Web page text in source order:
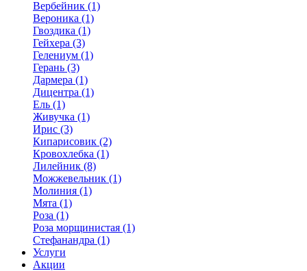
Вербейник (1)
Вероника (1)
Гвоздика (1)
Гейхера (3)
Гелениум (1)
Герань (3)
Дармера (1)
Дицентра (1)
Ель (1)
Живучка (1)
Ирис (3)
Кипарисовик (2)
Кровохлебка (1)
Лилейник (8)
Можжевельник (1)
Молиния (1)
Мята (1)
Роза (1)
Роза морщинистая (1)
Стефанандра (1)
Услуги
Акции